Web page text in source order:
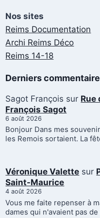
Nos sites
Reims Documentation
Archi Reims Déco
Reims 14-18
Derniers
Sagot François sur Rue
François Sagot
6 août 2026
Bonjour Dans mes
les Remois sortaient. La
Véronique Valette sur
Saint-Maurice
4 août 2026
Vous me faite repenser à
dames qui n'avaient pas